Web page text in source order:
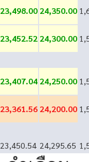
23,498.00 24,350.00
23,452.52 24,300.00
23,407.04 24,250.00
23,361.56 24,200.00
23,450.54 24,295.65